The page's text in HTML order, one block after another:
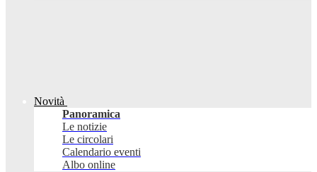
Novità
Panoramica
Le notizie
Le circolari
Calendario eventi
Albo online